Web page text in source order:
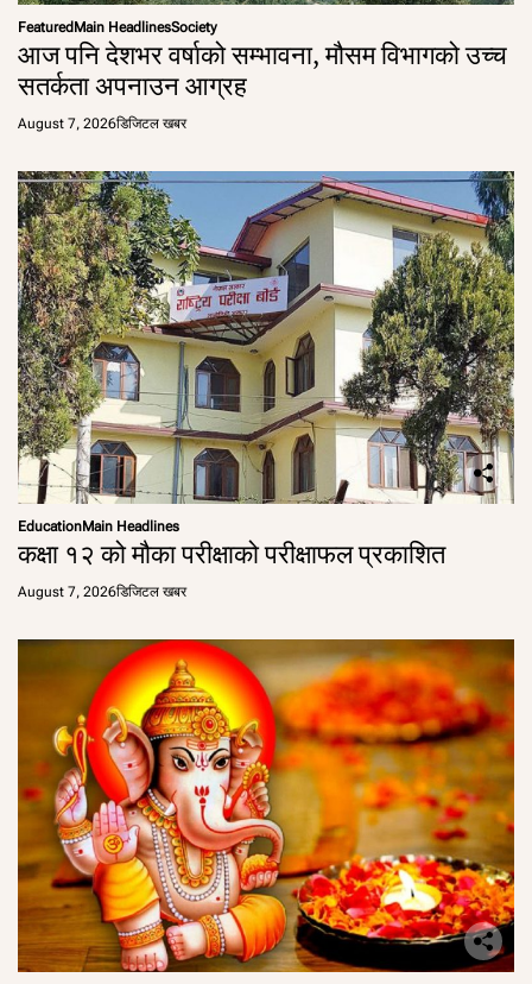
FeaturedMain HeadlinesSociety
आज पनि देशभर वर्षाको सम्भावना, मौसम विभागको उच्च
सतर्कता अपनाउन आग्रह
August 7, 2026डिजिटल खबर
EducationMain Headlines
कक्षा १२ को मौका परीक्षाको परीक्षाफल प्रकाशित
August 7, 2026डिजिटल खबर